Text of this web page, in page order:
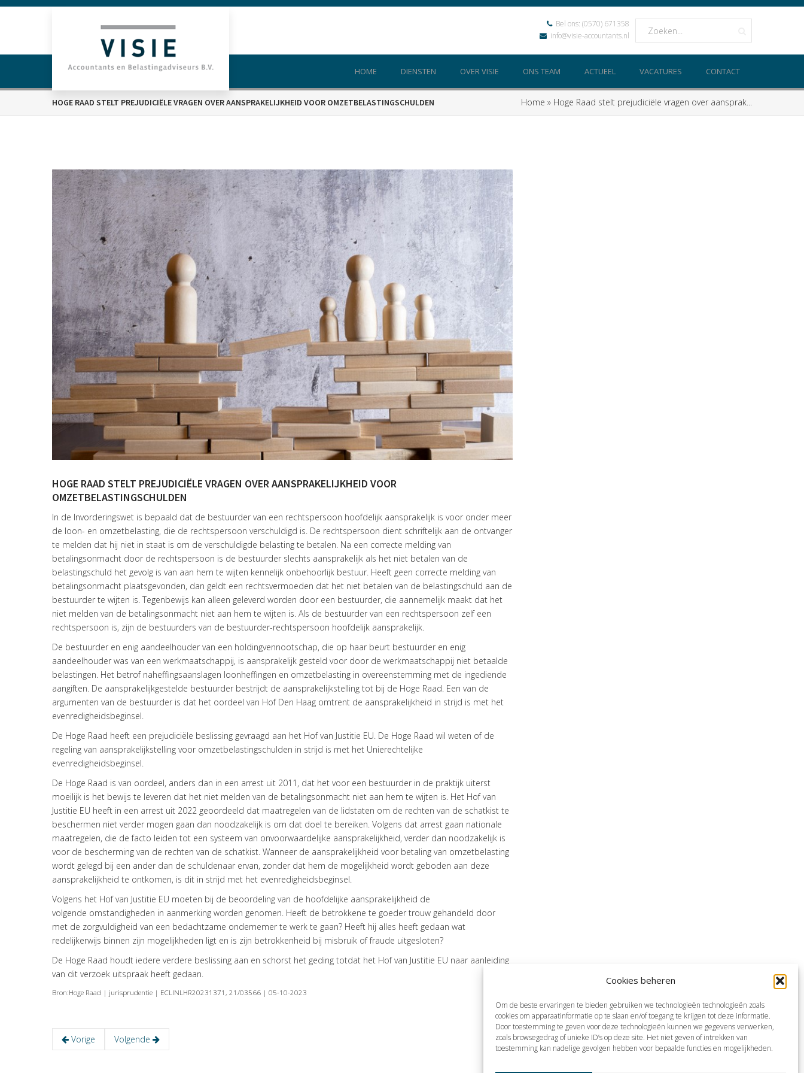
Cookies beheren
Om de beste ervaringen te bieden gebruiken we technologieën technologieën zoals
cookies om apparaatinformatie op te slaan en/of toegang te krijgen tot deze informatie.
Door toestemming te geven voor deze technologieën kunnen we gegevens verwerken,
zoals browsegedrag of unieke ID’s op deze site. Het niet geven of intrekken van
toestemming kan nadelige gevolgen hebben voor bepaalde functies en mogelijkheden.
Bel ons: (0570) 671358
info@visie-accountants.nl
HOME DIENSTEN OVER VISIE ONS TEAM ACTUEEL VACATURES CONTACT
HOGE RAAD STELT PREJUDICIËLE VRAGEN OVER AANSPRAKELIJKHEID VOOR OMZETBELASTINGSCHULDEN Home » Hoge Raad stelt prejudiciële vragen over aansprak...
HOGE RAAD STELT PREJUDICIËLE VRAGEN OVER AANSPRAKELIJKHEID VOOR
OMZETBELASTINGSCHULDEN
In de Invorderingswet is bepaald dat de bestuurder van een rechtspersoon hoofdelijk aansprakelijk is voor onder meer
de loon- en omzetbelasting, die de rechtspersoon verschuldigd is. De rechtspersoon dient schriftelijk aan de ontvanger
te melden dat hij niet in staat is om de verschuldigde belasting te betalen. Na een correcte melding van
betalingsonmacht door de rechtspersoon is de bestuurder slechts aansprakelijk als het niet betalen van de
belastingschuld het gevolg is van aan hem te wijten kennelijk onbehoorlijk bestuur. Heeft geen correcte melding van
betalingsonmacht plaatsgevonden, dan geldt een rechtsvermoeden dat het niet betalen van de belastingschuld aan de
bestuurder te wijten is. Tegenbewijs kan alleen geleverd worden door een bestuurder, die aannemelijk maakt dat het
niet melden van de betalingsonmacht niet aan hem te wijten is. Als de bestuurder van een rechtspersoon zelf een
rechtspersoon is, zijn de bestuurders van de bestuurder-rechtspersoon hoofdelijk aansprakelijk.
De bestuurder en enig aandeelhouder van een holdingvennootschap, die op haar beurt bestuurder en enig
aandeelhouder was van een werkmaatschappij, is aansprakelijk gesteld voor door de werkmaatschappij niet betaalde
belastingen. Het betrof naheffingsaanslagen loonheffingen en omzetbelasting in overeenstemming met de ingediende
aangiften. De aansprakelijkgestelde bestuurder bestrijdt de aansprakelijkstelling tot bij de Hoge Raad. Een van de
argumenten van de bestuurder is dat het oordeel van Hof Den Haag omtrent de aansprakelijkheid in strijd is met het
evenredigheidsbeginsel.
De Hoge Raad heeft een prejudiciële beslissing gevraagd aan het Hof van Justitie EU. De Hoge Raad wil weten of de
regeling van aansprakelijkstelling voor omzetbelastingschulden in strijd is met het Unierechtelijke
evenredigheidsbeginsel.
De Hoge Raad is van oordeel, anders dan in een arrest uit 2011, dat het voor een bestuurder in de praktijk uiterst
moeilijk is het bewijs te leveren dat het niet melden van de betalingsonmacht niet aan hem te wijten is. Het Hof van
Justitie EU heeft in een arrest uit 2022 geoordeeld dat maatregelen van de lidstaten om de rechten van de schatkist te
beschermen niet verder mogen gaan dan noodzakelijk is om dat doel te bereiken. Volgens dat arrest gaan nationale
maatregelen, die de facto leiden tot een systeem van onvoorwaardelijke aansprakelijkheid, verder dan noodzakelijk is
voor de bescherming van de rechten van de schatkist. Wanneer de aansprakelijkheid voor betaling van omzetbelasting
wordt gelegd bij een ander dan de schuldenaar ervan, zonder dat hem de mogelijkheid wordt geboden aan deze
aansprakelijkheid te ontkomen, is dit in strijd met het evenredigheidsbeginsel.
Volgens het Hof van Justitie EU moeten bij de beoordeling van de hoofdelijke aansprakelijkheid de
volgende omstandigheden in aanmerking worden genomen. Heeft de betrokkene te goeder trouw gehandeld door
met de zorgvuldigheid van een bedachtzame ondernemer te werk te gaan? Heeft hij alles heeft gedaan wat
redelijkerwijs binnen zijn mogelijkheden ligt en is zijn betrokkenheid bij misbruik of fraude uitgesloten?
De Hoge Raad houdt iedere verdere beslissing aan en schorst het geding totdat het Hof van Justitie EU naar aanleiding
van dit verzoek uitspraak heeft gedaan.
Bron:Hoge Raad | jurisprudentie | ECLINLHR20231371, 21/03566 | 05-10-2023
Vorige Volgende